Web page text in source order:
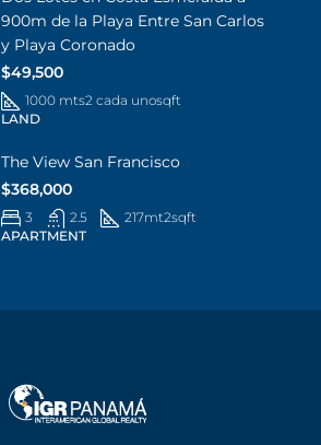
900m de la Playa Entre San Carlos
y Playa Coronado
$49,500
1000 mts2 cada unosqft
LAND
The View San Francisco
$368,000
3 2.5 217mt2sqft
APARTMENT